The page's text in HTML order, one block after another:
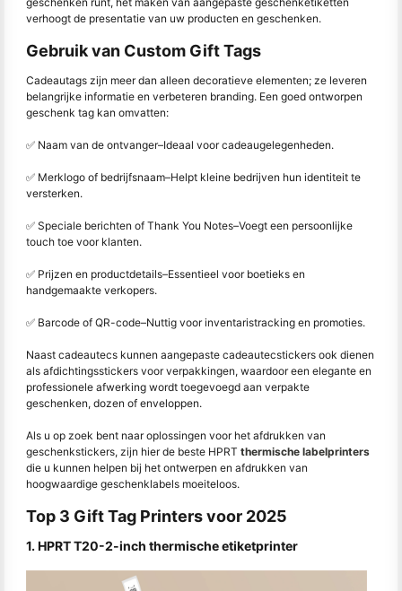
verhoogt de presentatie van uw producten en geschenken.
Gebruik van Custom Gift Tags
Cadeautags zijn meer dan alleen decoratieve elementen; ze leveren
belangrijke informatie en verbeteren branding. Een goed ontworpen
geschenk tag kan omvatten:
✅ Naam van de ontvanger–Ideaal voor cadeaugelegenheden.
✅ Merklogo of bedrijfsnaam–Helpt kleine bedrijven hun identiteit te
versterken.
✅ Speciale berichten of Thank You Notes–Voegt een persoonlijke
touch toe voor klanten.
✅ Prijzen en productdetails–Essentieel voor boetieks en
handgemaakte verkopers.
✅ Barcode of QR-code–Nuttig voor inventaristracking en promoties.
Naast cadeautecs kunnen aangepaste cadeautecstickers ook dienen
als afdichtingsstickers voor verpakkingen, waardoor een elegante en
professionele afwerking wordt toegevoegd aan verpakte
geschenken, dozen of enveloppen.
Als u op zoek bent naar oplossingen voor het afdrukken van
geschenkstickers, zijn hier de beste HPRT thermische labelprinters
die u kunnen helpen bij het ontwerpen en afdrukken van
hoogwaardige geschenklabels moeiteloos.
Top 3 Gift Tag Printers voor 2025
1. HPRT T20-2-inch thermische etiketprinter